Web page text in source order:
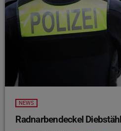
NEWS
Radnarbendeckel